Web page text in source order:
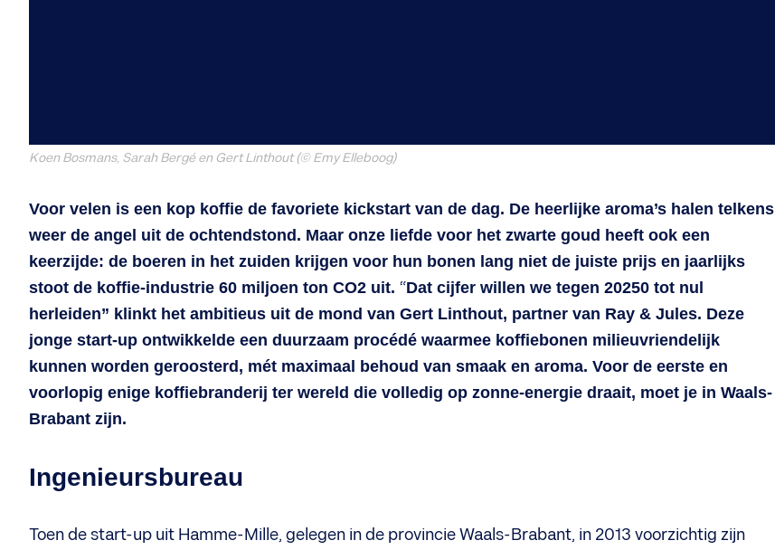
Koen Bosmans, Sarah Bergé en Gert Linthout (©Emy Elleboog)
Voor velen is een kop koffie de favoriete kickstart van de dag. De heerlijke aroma’s halen telkens
weer de angel uit de ochtendstond. Maar onze liefde voor het zwarte goud heeft ook een
keerzijde: de boeren in het zuiden krijgen voor hun bonen lang niet de juiste prijs en jaarlijks
stoot de koffie-industrie 60 miljoen ton CO2 uit. “Dat cijfer willen we tegen 20250 tot nul
herleiden” klinkt het ambitieus uit de mond van Gert Linthout, partner van Ray & Jules. Deze
jonge start-up ontwikkelde een duurzaam procédé waarmee koffiebonen milieuvriendelijk
kunnen worden geroosterd, mét maximaal behoud van smaak en aroma. Voor de eerste en
voorlopig enige koffiebranderij ter wereld die volledig op zonne-energie draait, moet je in Waals-
Brabant zijn.
Ingenieursbureau
Toen de start-up uit Hamme-Mille, gelegen in de provincie Waals-Brabant, in 2013 voorzichtig zijn